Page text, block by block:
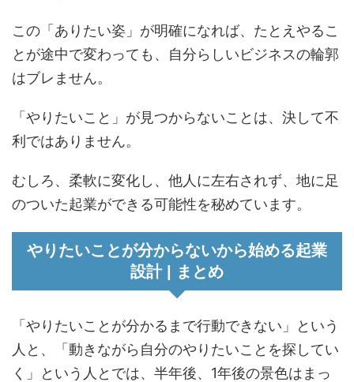
この「ありたい姿」が明確になれば、たとえやるこ
とが途中で変わっても、自分らしいビジネスの輪郭
はブレません。
「やりたいこと」が見つからないことは、決して不
利ではありません。
むしろ、柔軟に変化し、他人に左右されず、地に足
のついた起業ができる可能性を秘めています。
やりたいことが分からないから始める起業
設計 | まとめ
「やりたいことが分かるまで行動できない」という
人と、「動きながら自分のやりたいことを探してい
く」という人とでは、半年後、1年後の景色はまっ